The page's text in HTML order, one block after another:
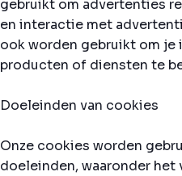
gebruikt om advertenties
en interactie met
ook worden gebruikt om
producten of diensten te
Doeleinden van cookies
Onze cookies worden
doeleinden, waaronder